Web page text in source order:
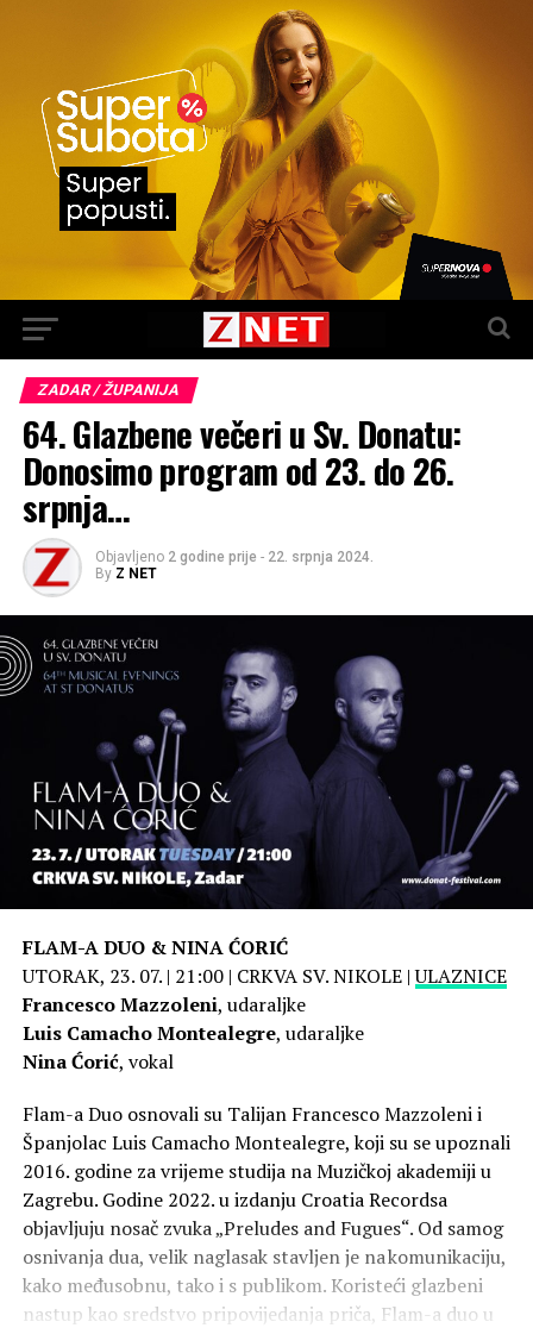
ZADAR / ŽUPANIJA
64. Glazbene večeri u Sv. Donatu:
Donosimo program od 23. do 26.
srpnja…
Objavljeno 2 godine prije - 22. srpnja 2024.
By Z NET
FLAM-A DUO & NINA ĆORIĆ
UTORAK, 23. 07. | 21:00 | CRKVA SV. NIKOLE |ULAZNICE
Francesco Mazzoleni, udaraljke
Luis Camacho Montealegre, udaraljke
Nina Ćorić, vokal
Flam-a Duo osnovali su Talijan Francesco Mazzoleni i
Španjolac Luis Camacho Montealegre, koji su se upoznali
2016. godine za vrijeme studija na Muzičkoj akademiji u
Zagrebu. Godine 2022. u izdanju Croatia Recordsa
objavljuju nosač zvuka „Preludes and Fugues“. Od samog
osnivanja dua, velik naglasak stavljen je na komunikaciju,
kako međusobnu, tako i s publikom. Koristeći glazbeni
nastup kao sredstvo pripovijedanja priča, Flam-a duo u